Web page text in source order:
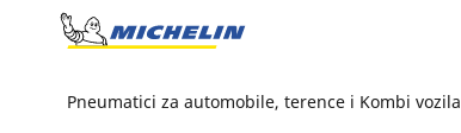
Go to page content
Pneumatici za automobile, terence i Kombi vozila